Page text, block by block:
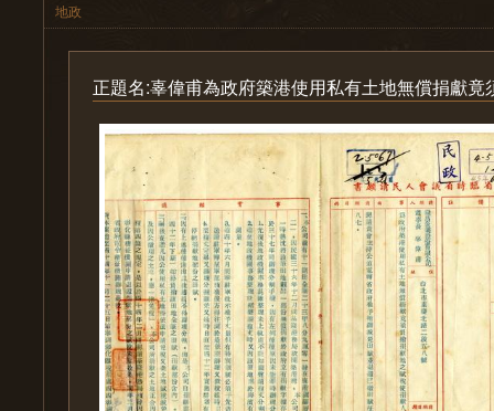
地政
正題名:辜偉甫為政府築港使用私有土地無償捐獻